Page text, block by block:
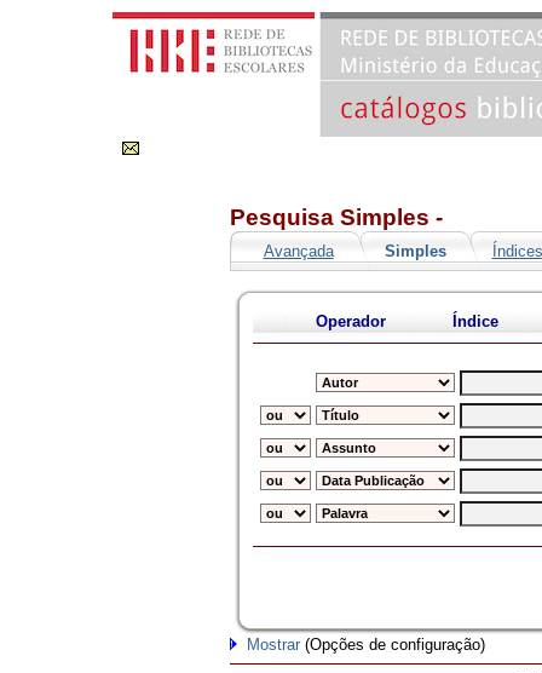
Pesquisa Simples -
Avançada Simples Índices
Operador Índice
Mostrar (Opções de configuração)